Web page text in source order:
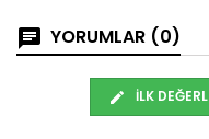
YORUMLAR (0)
İLK